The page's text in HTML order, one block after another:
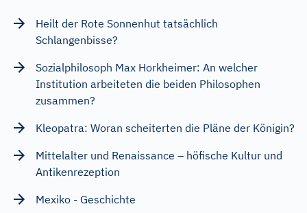
Heilt der Rote Sonnenhut tatsächlich
Schlangenbisse?
Sozialphilosoph Max Horkheimer: An welcher
Institution arbeiteten die beiden Philosophen
zusammen?
Kleopatra: Woran scheiterten die Pläne der Königin?
Mittelalter und Renaissance – höfische Kultur und
Antikenrezeption
Mexiko - Geschichte